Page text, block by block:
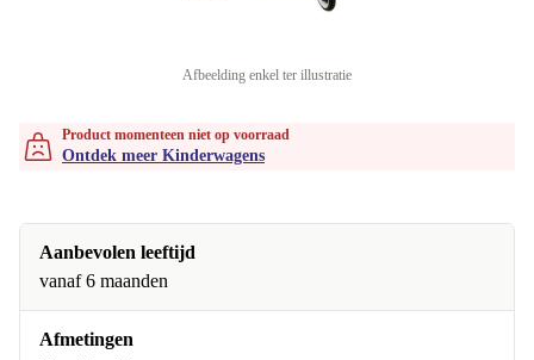
Afbeelding enkel ter illustratie
Product momenteen niet op voorraad
Ontdek meer Kinderwagens
Aanbevolen leeftijd
vanaf 6 maanden
Afmetingen